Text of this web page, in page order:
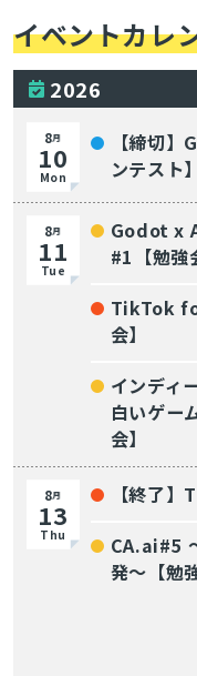
イベントカレ
2026
8月
10
Mon
【締切
ンテスト】
8月
11
Tue
Godot x
#1【勉強
TikTok
会】
インディ
白いゲー
会】
8月
13
Thu
【終了
CA.ai#5
発〜【勉